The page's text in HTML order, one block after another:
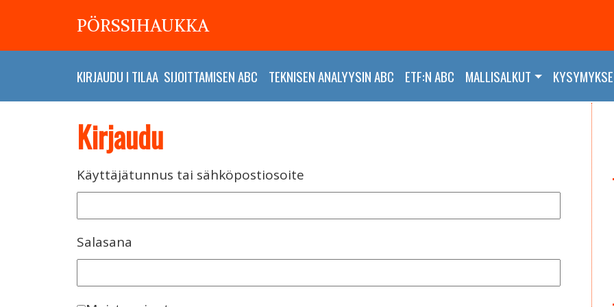
PÖRSSIHAUKKA
KIRJAUDU I TILAA SIJOITTAMISEN ABC TEKNISEN ANALYYSIN ABC ETF:N ABC MALLISALKUT
Kirjaudu
Käyttäjätunnus tai sähköpostiosoite
Salasana